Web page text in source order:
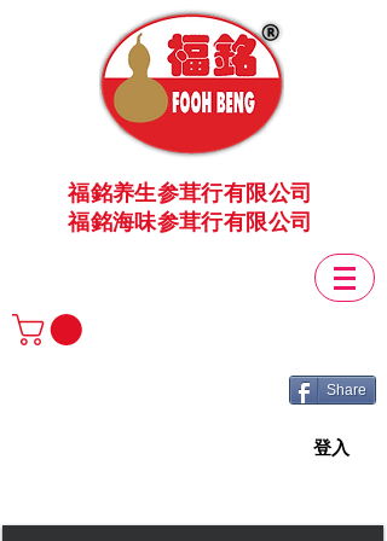
福銘养生参茸行有限公司
福銘海味参茸行有限公司
Share
登入